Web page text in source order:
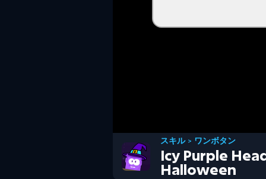
スキル> ワンボタン
Icy Purple
Halloween